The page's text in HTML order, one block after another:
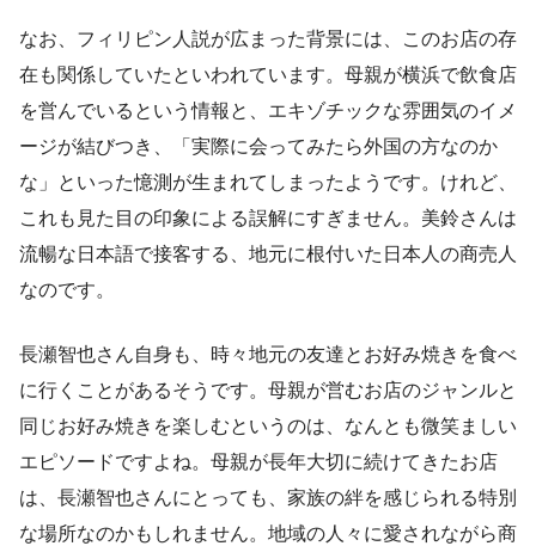
なお、フィリピン人説が広まった背景には、このお店の存
在も関係していたといわれています。母親が横浜で飲食店
を営んでいるという情報と、エキゾチックな雰囲気のイメ
ージが結びつき、「実際に会ってみたら外国の方なのか
な」といった憶測が生まれてしまったようです。けれど、
これも見た目の印象による誤解にすぎません。美鈴さんは
流暢な日本語で接客する、地元に根付いた日本人の商売人
なのです。
長瀬智也さん自身も、時々地元の友達とお好み焼きを食べ
に行くことがあるそうです。母親が営むお店のジャンルと
同じお好み焼きを楽しむというのは、なんとも微笑ましい
エピソードですよね。母親が長年大切に続けてきたお店
は、長瀬智也さんにとっても、家族の絆を感じられる特別
な場所なのかもしれません。地域の人々に愛されながら商